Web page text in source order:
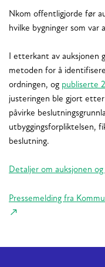
Nkom offentligjorde før
hvilke bygninger som
I etterkant av auksjonen
metoden for å
ordningen, og publiserte
justeringen ble gjort
påvirke
utbyggingsforpliktelsen,
beslutning.
Detaljer om auksjonen
Pressemelding fra